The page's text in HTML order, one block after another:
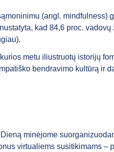
(angl.
kad 84,6 proc.
metu iliustruotų istorijų
bendravimo kultūrą
minėjome
virtualiems susitikimams